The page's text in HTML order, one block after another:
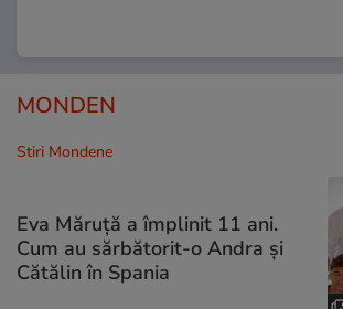
MONDEN
Stiri Mondene
Eva Măruță a împlinit 11 ani.
Cum au sărbătorit-o Andra și
Cătălin în Spania